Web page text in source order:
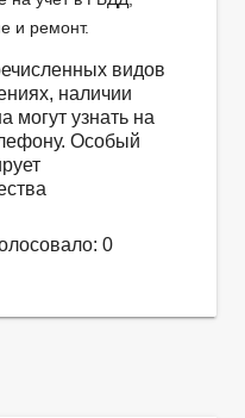
и ремонт.
видов
наличии
могут узнать на
Особый
0